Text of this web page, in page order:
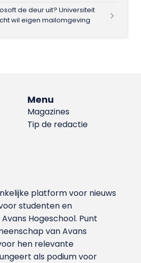
de deur uit? Universiteit
wil eigen mailomgeving
Menu
Magazines
Tip de redactie
platform voor nieuws
studenten en
Hoge­school. Punt
van Avans
hen relevante
als podium voor